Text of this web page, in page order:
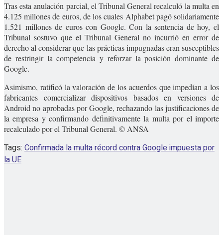
Tras esta anulación parcial, el Tribunal General recalculó la multa en
4.125 millones de euros, de los cuales Alphabet pagó solidariamente
1.521 millones de euros con Google. Con la sentencia de hoy, el
Tribunal sostuvo que el Tribunal General no incurrió en error de
derecho al considerar que las prácticas impugnadas eran susceptibles
de restringir la competencia y reforzar la posición dominante de
Google.
Asimismo, ratificó la valoración de los acuerdos que impedían a los
fabricantes comercializar dispositivos basados en versiones de
Android no aprobadas por Google, rechazando las justificaciones de
la empresa y confirmando definitivamente la multa por el importe
recalculado por el Tribunal General. © ANSA
Tags: Confirmada la multa récord contra Google impuesta por
la UE